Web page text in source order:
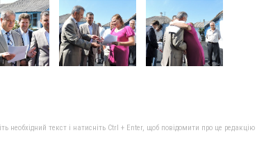
необхідний текст і натисніть Ctrl + Enter, щоб повідомити про це редакцію